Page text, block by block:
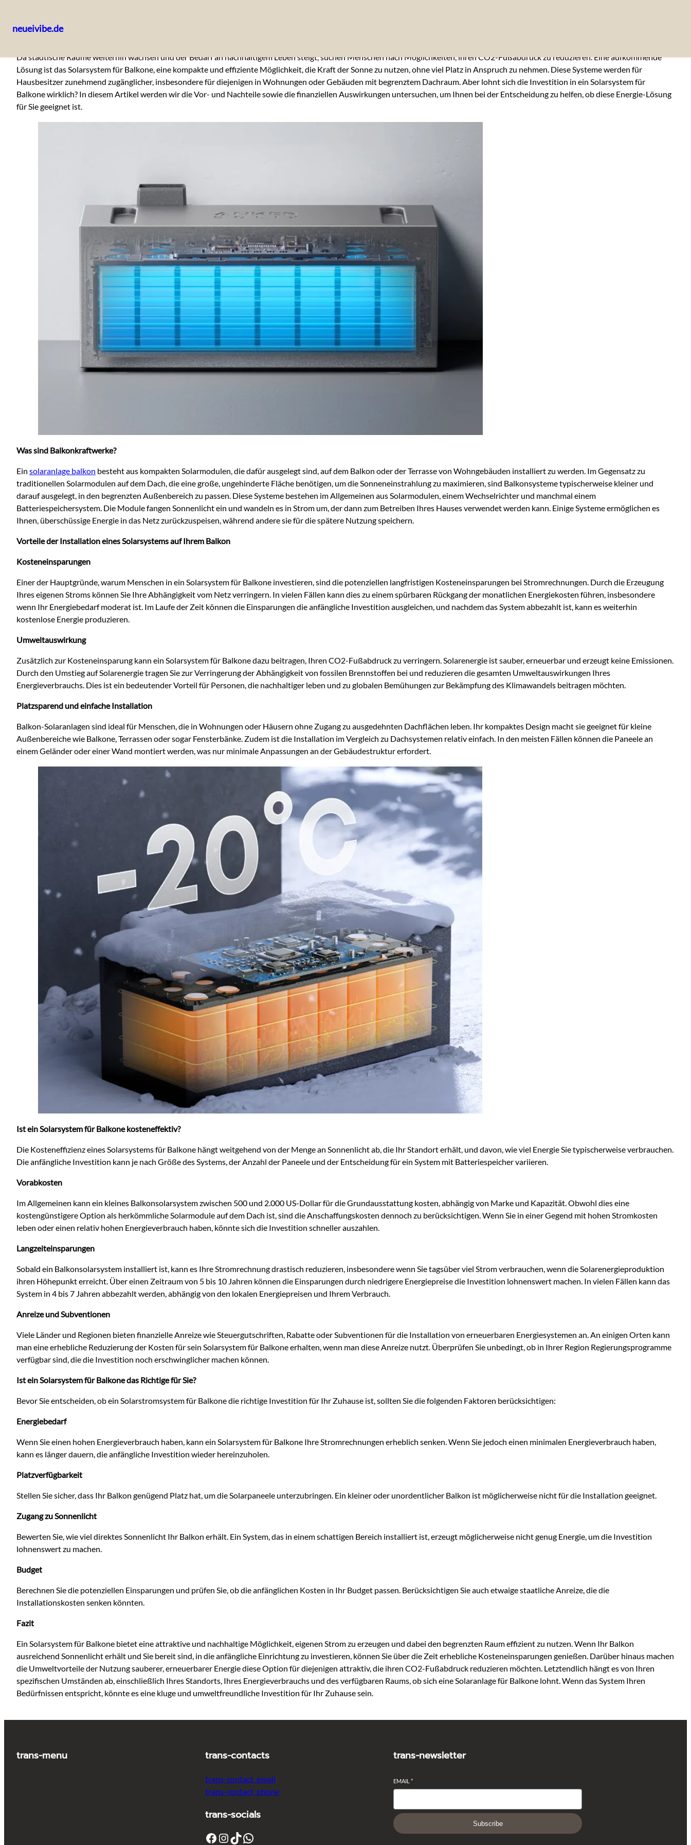
to
content
neueivibe.de
Da städtische Räume weiterhin wachsen und der Bedarf an nachhaltigem Leben steigt, suchen Menschen nach Möglichkeiten, ihren CO2-Fußabdruck zu reduzieren. Eine aufkommende
Lösung ist das Solarsystem für Balkone, eine kompakte und effiziente Möglichkeit, die Kraft der Sonne zu nutzen, ohne viel Platz in Anspruch zu nehmen. Diese Systeme werden für
Hausbesitzer zunehmend zugänglicher, insbesondere für diejenigen in Wohnungen oder Gebäuden mit begrenztem Dachraum. Aber lohnt sich die Investition in ein Solarsystem für
Balkone wirklich? In diesem Artikel werden wir die Vor- und Nachteile sowie die finanziellen Auswirkungen untersuchen, um Ihnen bei der Entscheidung zu helfen, ob diese Energie-Lösung
für Sie geeignet ist.
Was sind Balkonkraftwerke?
Ein solaranlage balkon besteht aus kompakten Solarmodulen, die dafür ausgelegt sind, auf dem Balkon oder der Terrasse von Wohngebäuden installiert zu werden. Im Gegensatz zu
traditionellen Solarmodulen auf dem Dach, die eine große, ungehinderte Fläche benötigen, um die Sonneneinstrahlung zu maximieren, sind Balkonsysteme typischerweise kleiner und
darauf ausgelegt, in den begrenzten Außenbereich zu passen. Diese Systeme bestehen im Allgemeinen aus Solarmodulen, einem Wechselrichter und manchmal einem
Batteriespeichersystem. Die Module fangen Sonnenlicht ein und wandeln es in Strom um, der dann zum Betreiben Ihres Hauses verwendet werden kann. Einige Systeme ermöglichen es
Ihnen, überschüssige Energie in das Netz zurückzuspeisen, während andere sie für die spätere Nutzung speichern.
Vorteile der Installation eines Solarsystems auf Ihrem Balkon
Kosteneinsparungen
Einer der Hauptgründe, warum Menschen in ein Solarsystem für Balkone investieren, sind die potenziellen langfristigen Kosteneinsparungen bei Stromrechnungen. Durch die Erzeugung
Ihres eigenen Stroms können Sie Ihre Abhängigkeit vom Netz verringern. In vielen Fällen kann dies zu einem spürbaren Rückgang der monatlichen Energiekosten führen, insbesondere
wenn Ihr Energiebedarf moderat ist. Im Laufe der Zeit können die Einsparungen die anfängliche Investition ausgleichen, und nachdem das System abbezahlt ist, kann es weiterhin
kostenlose Energie produzieren.
Umweltauswirkung
Zusätzlich zur Kosteneinsparung kann ein Solarsystem für Balkone dazu beitragen, Ihren CO2-Fußabdruck zu verringern. Solarenergie ist sauber, erneuerbar und erzeugt keine Emissionen.
Durch den Umstieg auf Solarenergie tragen Sie zur Verringerung der Abhängigkeit von fossilen Brennstoffen bei und reduzieren die gesamten Umweltauswirkungen Ihres
Energieverbrauchs. Dies ist ein bedeutender Vorteil für Personen, die nachhaltiger leben und zu globalen Bemühungen zur Bekämpfung des Klimawandels beitragen möchten.
Platzsparend und einfache Installation
Balkon-Solaranlagen sind ideal für Menschen, die in Wohnungen oder Häusern ohne Zugang zu ausgedehnten Dachflächen leben. Ihr kompaktes Design macht sie geeignet für kleine
Außenbereiche wie Balkone, Terrassen oder sogar Fensterbänke. Zudem ist die Installation im Vergleich zu Dachsystemen relativ einfach. In den meisten Fällen können die Paneele an
einem Geländer oder einer Wand montiert werden, was nur minimale Anpassungen an der Gebäudestruktur erfordert.
Ist ein Solarsystem für Balkone kosteneffektiv?
Die Kosteneffizienz eines Solarsystems für Balkone hängt weitgehend von der Menge an Sonnenlicht ab, die Ihr Standort erhält, und davon, wie viel Energie Sie typischerweise verbrauchen.
Die anfängliche Investition kann je nach Größe des Systems, der Anzahl der Paneele und der Entscheidung für ein System mit Batteriespeicher variieren.
Vorabkosten
Im Allgemeinen kann ein kleines Balkonsolarsystem zwischen 500 und 2.000 US-Dollar für die Grundausstattung kosten, abhängig von Marke und Kapazität. Obwohl dies eine
kostengünstigere Option als herkömmliche Solarmodule auf dem Dach ist, sind die Anschaffungskosten dennoch zu berücksichtigen. Wenn Sie in einer Gegend mit hohen Stromkosten
leben oder einen relativ hohen Energieverbrauch haben, könnte sich die Investition schneller auszahlen.
Langzeiteinsparungen
Sobald ein Balkonsolarsystem installiert ist, kann es Ihre Stromrechnung drastisch reduzieren, insbesondere wenn Sie tagsüber viel Strom verbrauchen, wenn die Solarenergieproduktion
ihren Höhepunkt erreicht. Über einen Zeitraum von 5 bis 10 Jahren können die Einsparungen durch niedrigere Energiepreise die Investition lohnenswert machen. In vielen Fällen kann das
System in 4 bis 7 Jahren abbezahlt werden, abhängig von den lokalen Energiepreisen und Ihrem Verbrauch.
Anreize und Subventionen
Viele Länder und Regionen bieten finanzielle Anreize wie Steuergutschriften, Rabatte oder Subventionen für die Installation von erneuerbaren Energiesystemen an. An einigen Orten kann
man eine erhebliche Reduzierung der Kosten für sein Solarsystem für Balkone erhalten, wenn man diese Anreize nutzt. Überprüfen Sie unbedingt, ob in Ihrer Region Regierungsprogramme
verfügbar sind, die die Investition noch erschwinglicher machen können.
Ist ein Solarsystem für Balkone das Richtige für Sie?
Bevor Sie entscheiden, ob ein Solarstromsystem für Balkone die richtige Investition für Ihr Zuhause ist, sollten Sie die folgenden Faktoren berücksichtigen:
Energiebedarf
Wenn Sie einen hohen Energieverbrauch haben, kann ein Solarsystem für Balkone Ihre Stromrechnungen erheblich senken. Wenn Sie jedoch einen minimalen Energieverbrauch haben,
kann es länger dauern, die anfängliche Investition wieder hereinzuholen.
Platzverfügbarkeit
Stellen Sie sicher, dass Ihr Balkon genügend Platz hat, um die Solarpaneele unterzubringen. Ein kleiner oder unordentlicher Balkon ist möglicherweise nicht für die Installation geeignet.
Zugang zu Sonnenlicht
Bewerten Sie, wie viel direktes Sonnenlicht Ihr Balkon erhält. Ein System, das in einem schattigen Bereich installiert ist, erzeugt möglicherweise nicht genug Energie, um die Investition
lohnenswert zu machen.
Budget
Berechnen Sie die potenziellen Einsparungen und prüfen Sie, ob die anfänglichen Kosten in Ihr Budget passen. Berücksichtigen Sie auch etwaige staatliche Anreize, die die
Installationskosten senken könnten.
Fazit
Ein Solarsystem für Balkone bietet eine attraktive und nachhaltige Möglichkeit, eigenen Strom zu erzeugen und dabei den begrenzten Raum effizient zu nutzen. Wenn Ihr Balkon
ausreichend Sonnenlicht erhält und Sie bereit sind, in die anfängliche Einrichtung zu investieren, können Sie über die Zeit erhebliche Kosteneinsparungen genießen. Darüber hinaus machen
die Umweltvorteile der Nutzung sauberer, erneuerbarer Energie diese Option für diejenigen attraktiv, die ihren CO2-Fußabdruck reduzieren möchten. Letztendlich hängt es von Ihren
spezifischen Umständen ab, einschließlich Ihres Standorts, Ihres Energieverbrauchs und des verfügbaren Raums, ob sich eine Solaranlage für Balkone lohnt. Wenn das System Ihren
Bedürfnissen entspricht, könnte es eine kluge und umweltfreundliche Investition für Ihr Zuhause sein.
trans-menu trans-contacts
trans-contact_email
trans-contact_phone
trans-socials
Facebook Instagram TikTok WhatsApp
trans-newsletter
EMAIL*
Subscribe